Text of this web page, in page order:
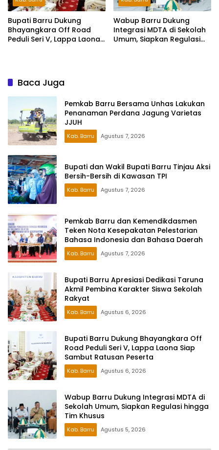
Bupati Barru Dukung
Bhayangkara Off Road
Peduli Seri V, Lappa Laona
Wabup Barru Dukung
Integrasi MDTA di Sekolah
Umum, Siapkan Regulasi
Baca Juga
Pemkab Barru Bersama Unhas Lakukan
Penanaman Perdana Jagung Varietas
JJUH
Kab. Barru Agustus 7, 2026
Bupati dan Wakil Bupati Barru Tinjau Aksi
Bersih-Bersih di Kawasan TPI
Kab. Barru Agustus 7, 2026
Pemkab Barru dan Kemendikdasmen
Teken Nota Kesepakatan Pelestarian
Bahasa Indonesia dan Bahasa Daerah
Kab. Barru Agustus 7, 2026
Bupati Barru Apresiasi Dedikasi Taruna
Akmil Pembina Karakter Siswa Sekolah
Rakyat
Kab. Barru Agustus 6, 2026
Bupati Barru Dukung Bhayangkara Off
Road Peduli Seri V, Lappa Laona Siap
Sambut Ratusan Peserta
Kab. Barru Agustus 6, 2026
Wabup Barru Dukung Integrasi MDTA di
Sekolah Umum, Siapkan Regulasi hingga
Tim Khusus
Kab. Barru Agustus 5, 2026